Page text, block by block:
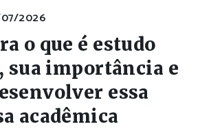
2026
o que é estudo
sua importância e
essa
acadêmica